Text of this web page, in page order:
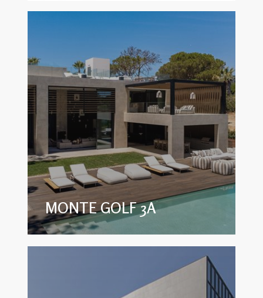
MONTE GOLF 3A